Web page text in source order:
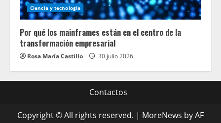
Ciencia y tecnologia
Por qué los mainframes están en el centro de la
transformación empresarial
Rosa María Castillo 30 julio 2026
Contactos
Copyright © All rights reserved. | MoreNews by AF